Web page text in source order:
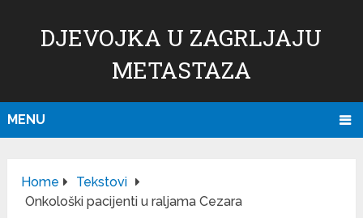
DJEVOJKA U ZAGRLJAJU
METASTAZA
MENU
Home
Tekstovi
Onkološki pacijenti u raljama Cezara